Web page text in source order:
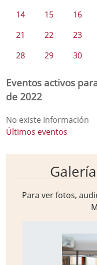
14
15 16
21
22 23
28
29 30
Eventos activos
de 2022
No existe Información
Últimos eventos
Para ver fotos,